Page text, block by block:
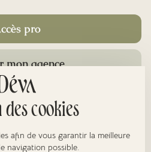
pro
mon agence
des cookies
afin de vous garantir la meilleure
navigation possible.